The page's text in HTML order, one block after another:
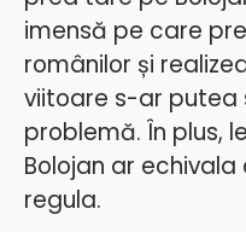
imensă pe care
românilor și
viitoare s-ar putea
problemă. În plus,
Bolojan ar
regula.